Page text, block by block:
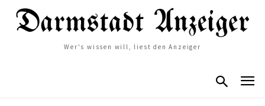
Wer's wissen will, liest den Anzeiger